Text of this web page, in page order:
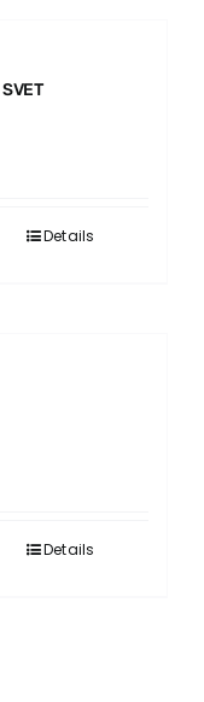
Details
Details